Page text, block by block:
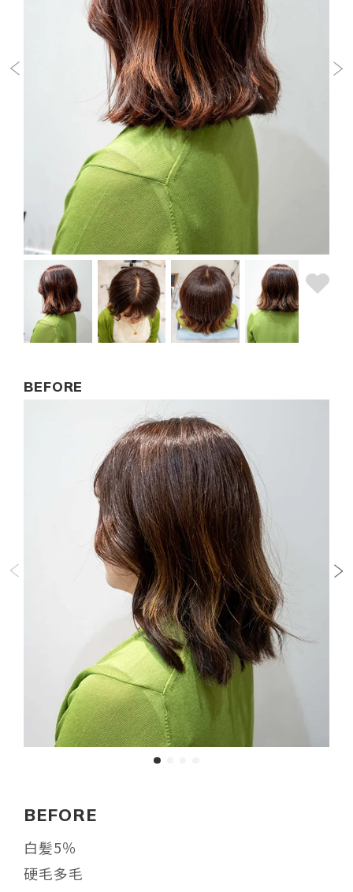
BEFORE
BEFORE
白髪5％
硬毛多毛